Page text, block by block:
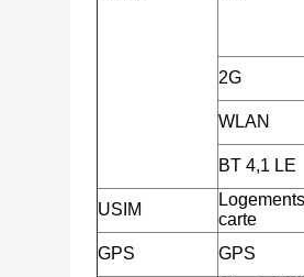
2G
WLAN
BT 4,1 LE
USIM
carte
GPS GPS